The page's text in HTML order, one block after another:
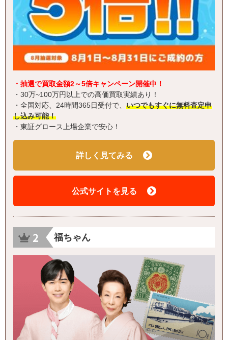
・抽選で買取金額2～5倍キャンペーン開催中！
・30万~100万円以上での高価買取実績あり！
・全国対応、24時間365日受付で、 いつでもすぐに無料査定申
し込み可能！
・東証グロース上場企業で安心！
詳しく見てみる
公式サイトを見る
福ちゃん